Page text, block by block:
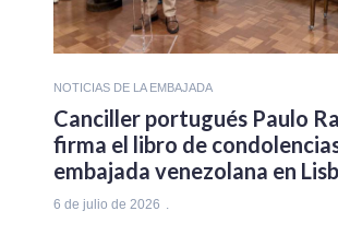
NOTICIAS DE LA EMBAJADA
Canciller portugués Paulo
firma el libro de
embajada venezolana en
6 de julio de 2026